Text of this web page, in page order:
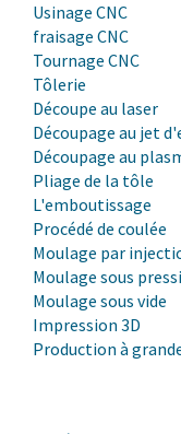
Usinage CNC
fraisage CNC
Tournage CNC
Tôlerie
Découpe au laser
Découpage au jet
Découpage au
Pliage de la tôle
L'emboutissage
Procédé de coulée
Moulage par
Moulage sous
Moulage sous vide
Impression 3D
Production à